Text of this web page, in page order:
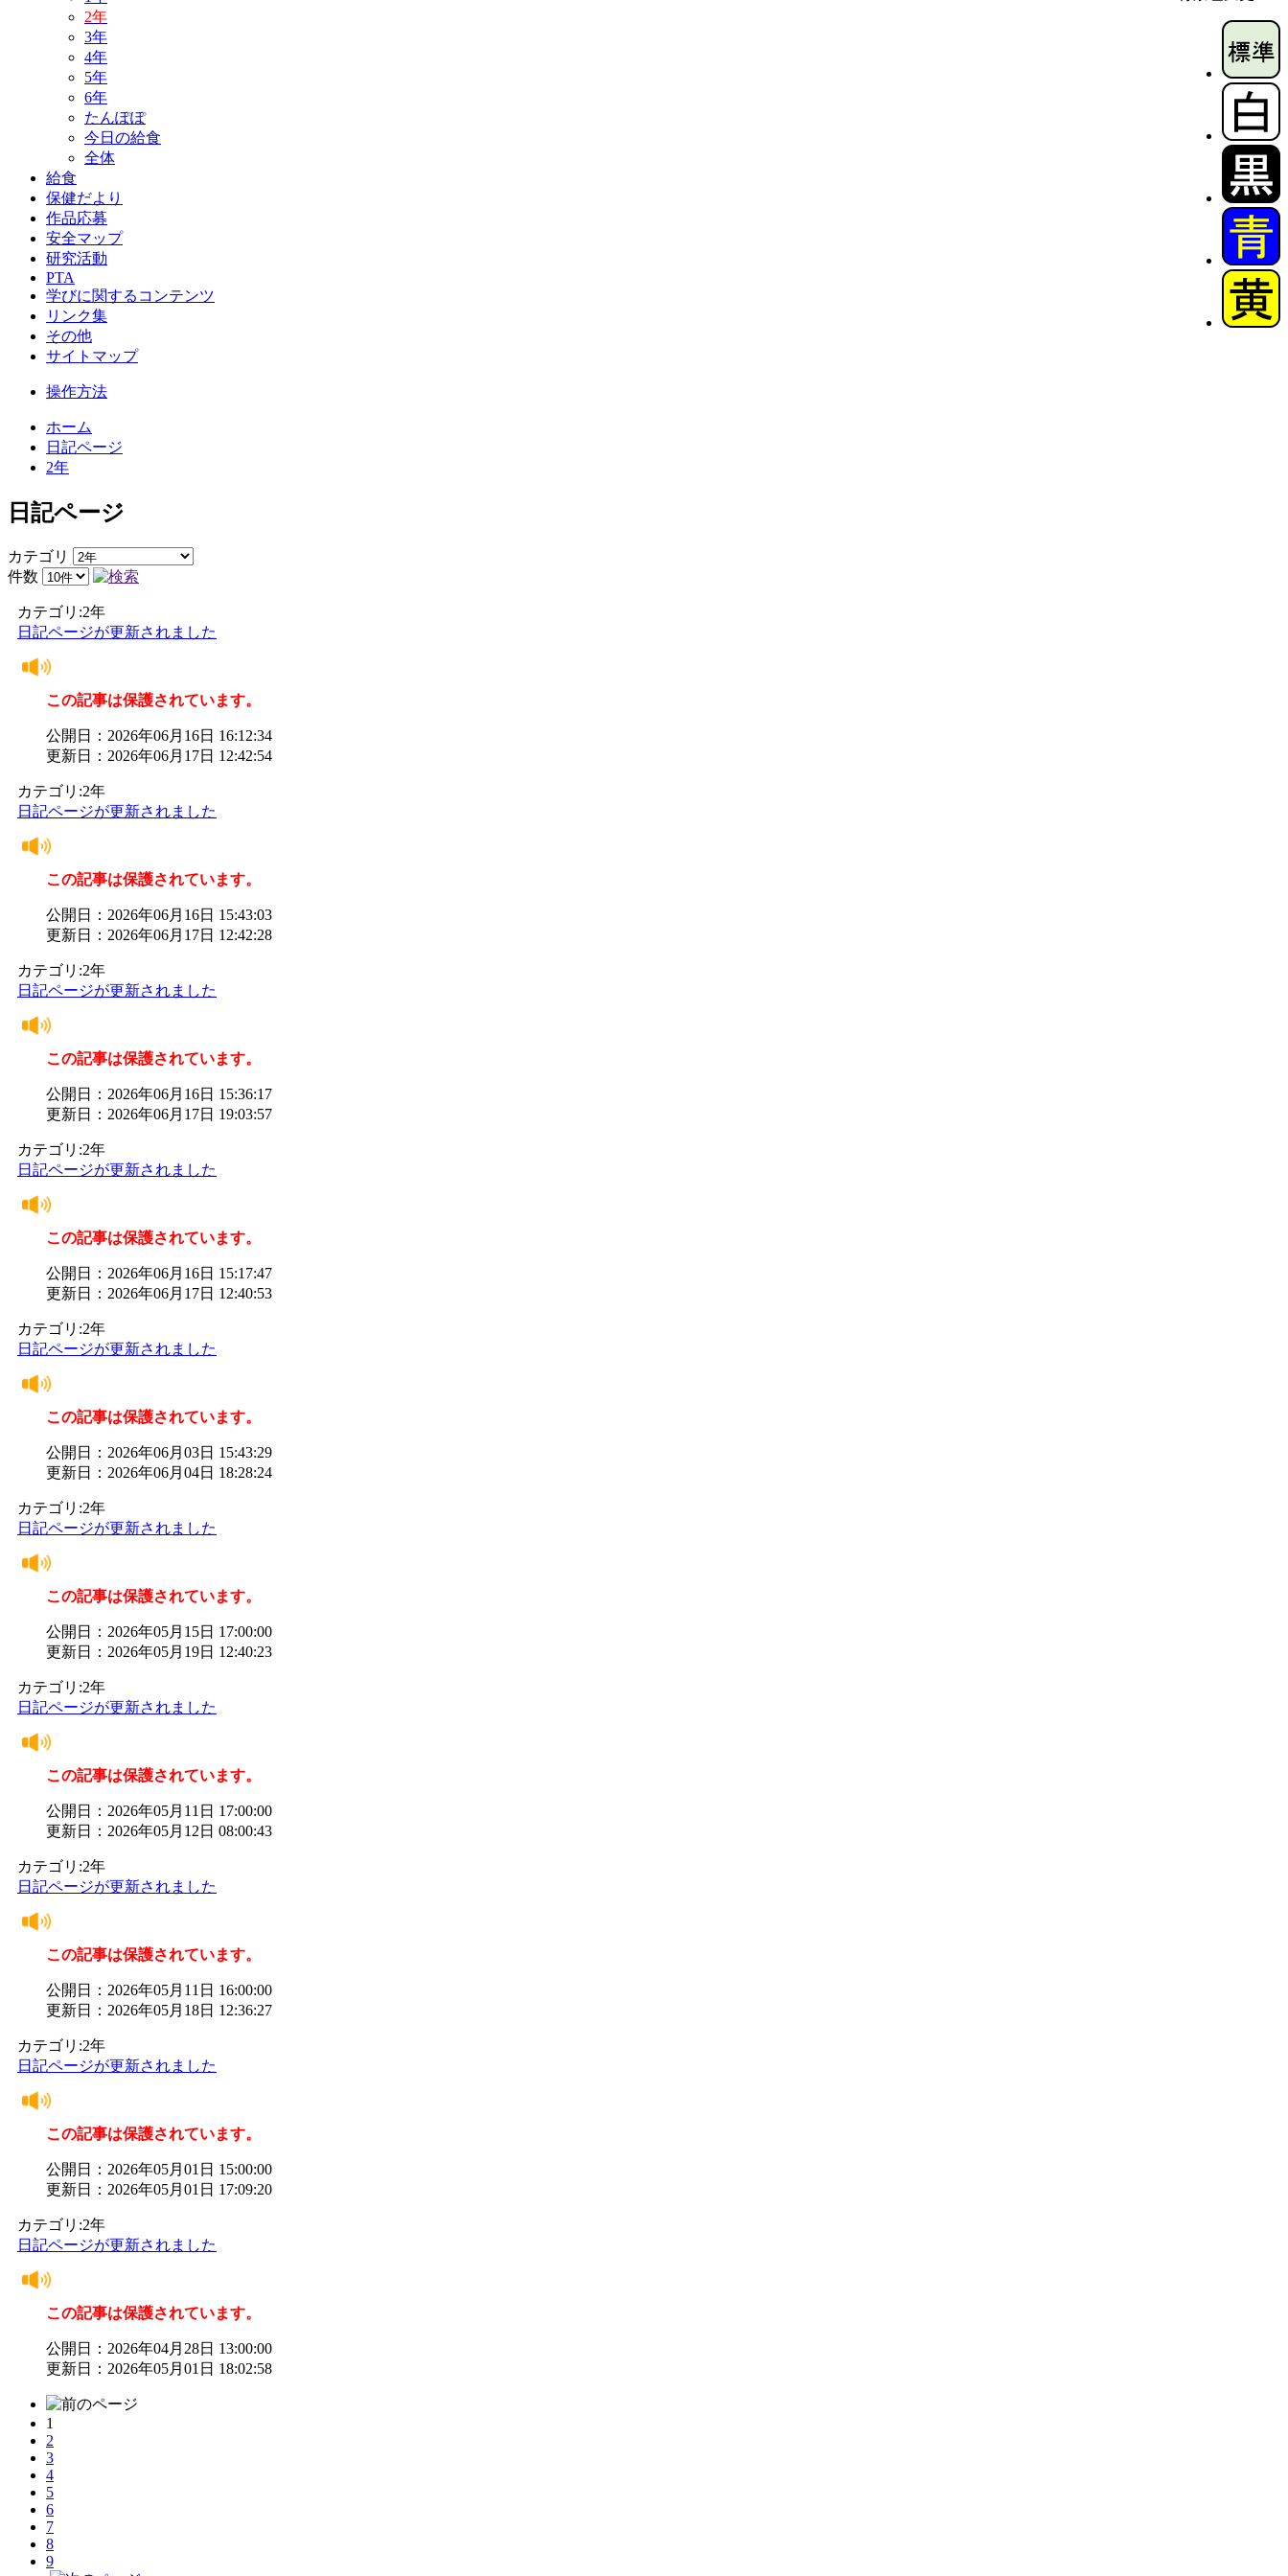
2年
3年
4年
5年
6年
たんぽぽ
今日の給食
全体
給食
保健だより
作品応募
安全マップ
研究活動
PTA
学びに関するコンテンツ
リンク集
その他
サイトマップ
操作方法
ホーム
日記ページ
2年
日記ページ
カテゴリ
件数
カテゴリ:2年
日記ページが更新されました
この記事は保護されています。
公開日：2026年06月16日 16:12:34
更新日：2026年06月17日 12:42:54
カテゴリ:2年
日記ページが更新されました
この記事は保護されています。
公開日：2026年06月16日 15:43:03
更新日：2026年06月17日 12:42:28
カテゴリ:2年
日記ページが更新されました
この記事は保護されています。
公開日：2026年06月16日 15:36:17
更新日：2026年06月17日 19:03:57
カテゴリ:2年
日記ページが更新されました
この記事は保護されています。
公開日：2026年06月16日 15:17:47
更新日：2026年06月17日 12:40:53
カテゴリ:2年
日記ページが更新されました
この記事は保護されています。
公開日：2026年06月03日 15:43:29
更新日：2026年06月04日 18:28:24
カテゴリ:2年
日記ページが更新されました
この記事は保護されています。
公開日：2026年05月15日 17:00:00
更新日：2026年05月19日 12:40:23
カテゴリ:2年
日記ページが更新されました
この記事は保護されています。
公開日：2026年05月11日 17:00:00
更新日：2026年05月12日 08:00:43
カテゴリ:2年
日記ページが更新されました
この記事は保護されています。
公開日：2026年05月11日 16:00:00
更新日：2026年05月18日 12:36:27
カテゴリ:2年
日記ページが更新されました
この記事は保護されています。
公開日：2026年05月01日 15:00:00
更新日：2026年05月01日 17:09:20
カテゴリ:2年
日記ページが更新されました
この記事は保護されています。
公開日：2026年04月28日 13:00:00
更新日：2026年05月01日 18:02:58
1
2
3
4
5
6
7
8
9